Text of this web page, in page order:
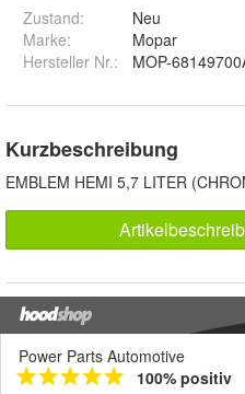
Zustand:
Neu
Marke:
Mopar
Hersteller Nr.:
MOP-
Kurzbeschreibung
EMBLEM HEMI 5,7 LITER
Power Parts Automotive
100% positiv